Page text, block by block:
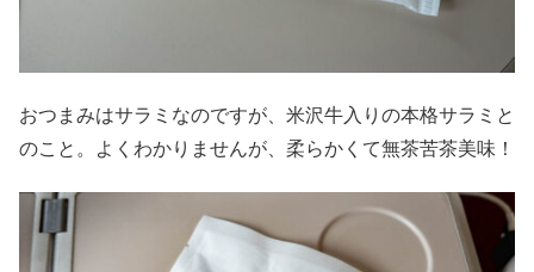
おつまみはサラミなのですが、米沢牛入りの本格サラミと
のこと。よくわかりませんが、柔らかくて無茶苦茶美味！